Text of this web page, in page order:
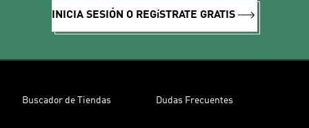
INICIA SESIÓN O REGíSTRATE GRATIS
Buscador de Tiendas Dudas Frecuentes